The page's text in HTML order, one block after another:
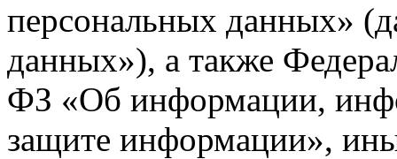
персональных данных»
данных»), а также
ФЗ «Об информации,
защите информации»,